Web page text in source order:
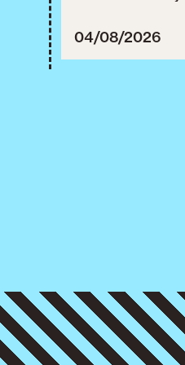
04/08/2026